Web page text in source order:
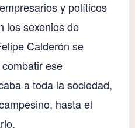
y políticos
los sexenios de
Calderón se
ese
a toda la sociedad,
hasta el